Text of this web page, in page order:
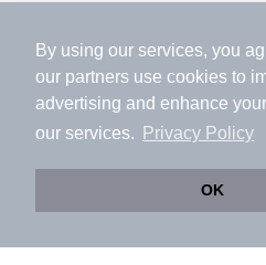
By using our services, you
our partners use cookies to
advertising and enhance
our services.
Privacy Policy
OK
アプリに切り替えて、サク
会員登録なしですぐ使える。